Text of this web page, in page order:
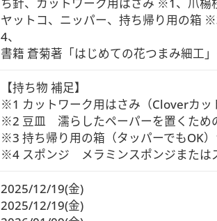
ち針、カットワーク用はさみ ※1、爪
ヤットコ、ニッパー、持ち帰り用の箱
4、
書籍 蒼菊著「はじめての花つまみ細工
【持ち物 補足】
※1 カットワーク用はさみ（Cloverカ
※2 豆皿　濡らしたペーパーを置くため
※3 持ち帰り用の箱（タッパーでもOK
※4 スポンジ　メラミンスポンジまたは
2025/12/19(金)
2025/12/19(金)